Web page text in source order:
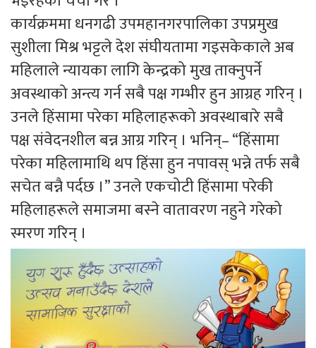
कार्यक्रममा धनगढी उपमहानगरपालिका उपप्रमुख
सुशीला मिश्र भट्टले देश संघीयतामा गइसकेकाले अब
महिलाले न्यायका लागि केन्द्रको मुख ताक्नुपर्ने
अवस्थाको अन्त्य गर्न सबै पक्ष गम्भीर हुन आग्रह गरिन् ।
उनले हिंसामा परेका महिलाहरूको अवस्थाबारे सबै
पक्ष संवेदनशील बन्न आग्र गरिन् । भनिन्– “हिंसामा
परेका महिलामाथि थप हिंसा हुन नपावस् भन्ने तर्फ सबै
सचेत बन्नै पर्दछ ।” उनले एकचोटी हिंसामा परेकी
महिलाहरूले समाजमा बस्ने वातावरण नहुने गरेको
स्मरण गरिन् ।